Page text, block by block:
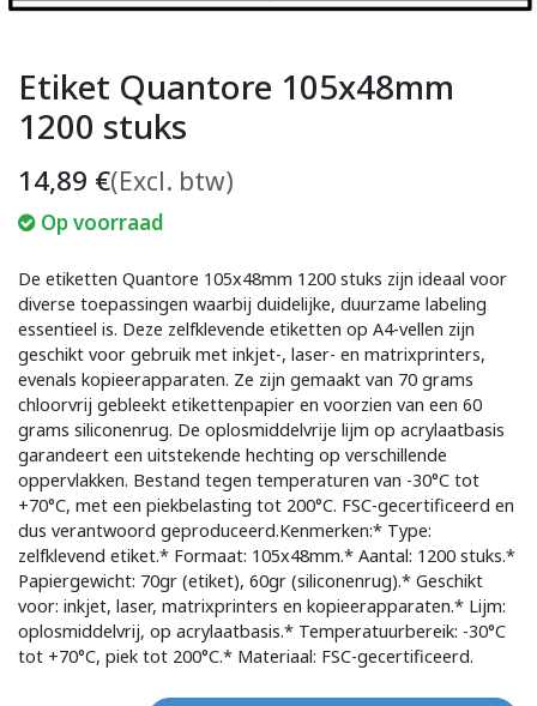
Etiket Quantore 105x48mm
1200 stuks
14,89 €(Excl. btw)
Op voorraad
De etiketten Quantore 105x48mm 1200 stuks zijn ideaal voor
diverse toepassingen waarbij duidelijke, duurzame labeling
essentieel is. Deze zelfklevende etiketten op A4-vellen zijn
geschikt voor gebruik met inkjet-, laser- en matrixprinters,
evenals kopieerapparaten. Ze zijn gemaakt van 70 grams
chloorvrij gebleekt etikettenpapier en voorzien van een 60
grams siliconenrug. De oplosmiddelvrije lijm op acrylaatbasis
garandeert een uitstekende hechting op verschillende
oppervlakken. Bestand tegen temperaturen van -30°C tot
+70°C, met een piekbelasting tot 200°C. FSC-gecertificeerd en
dus verantwoord geproduceerd.Kenmerken:* Type:
zelfklevend etiket.* Formaat: 105x48mm.* Aantal: 1200 stuks.*
Papiergewicht: 70gr (etiket), 60gr (siliconenrug).* Geschikt
voor: inkjet, laser, matrixprinters en kopieerapparaten.* Lijm:
oplosmiddelvrij, op acrylaatbasis.* Temperatuurbereik: -30°C
tot +70°C, piek tot 200°C.* Materiaal: FSC-gecertificeerd.